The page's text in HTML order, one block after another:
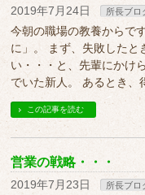
2019年7月24日 所長ブロ
今朝の職場の教養からで
に」。 まず、失敗したと
い・・・と、先輩にかけ
でいた新人。 あるとき、
この記事を読む
営業の戦略・・・
2019年7月23日 所長ブロ